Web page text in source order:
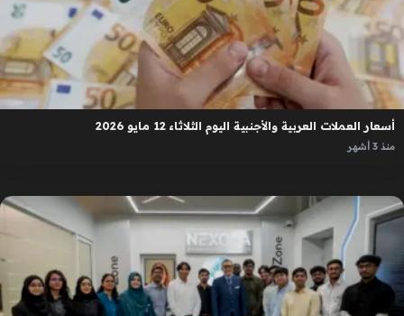
أسعار العملات العربية والأجنبية اليوم الثلاثاء 12 مايو 2026
منذ 3 أشهر